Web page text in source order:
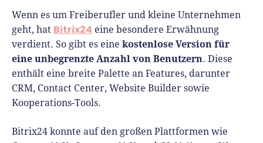
Wenn es um Freiberufler und kleine Unternehmen
geht, hat Bitrix24 eine besondere Erwähnung
verdient. So gibt es eine kostenlose Versionfür
eine unbegrenzte Anzahl von Benutzern. Diese
enthält eine breite Palette an Features, darunter
CRM, Contact Center, Website Builder sowie
Kooperations-Tools.
Bitrix24 konnte auf den großen Plattformen wie